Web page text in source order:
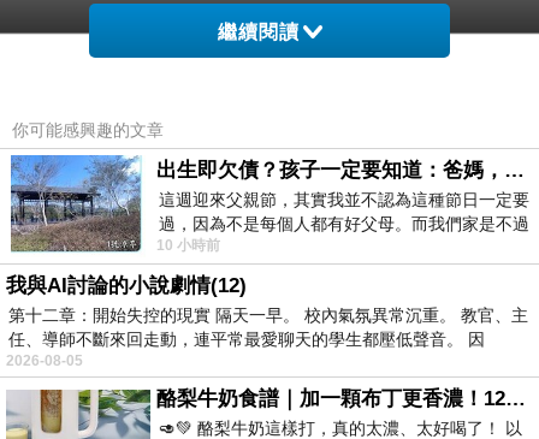
在中國大陸一出版，在沒有任何宣傳、炒作的情
學類圖書周暢銷榜第一名，並入選第十屆深圳讀
書月"優秀青少年讀物推薦書目"。
作者田維15歲時被確診患上一種類似血癌的絕
症，直到離世的前一天，她始終用一顆感恩的心
去生活，去寫作。
著名作家梁曉聲在《花田半畝》一書的序言中，
稱讚田維是當今為數不多的"真情寫作'的學子，
繼續閱讀
你可能感興趣的文章
出生即欠債？孩子一定要知道：爸媽，其實我不欠你們
這週迎來父親節，其實我並不認為這種節日一定要
過，因為不是每個人都有好父母。而我們家是不過
節的，平時也沒什麼儀式感，生活趨近冷
10 小時前
我與AI討論的小說劇情(12)
第十二章：開始失控的現實 隔天一早。 校內氣氛異常沉重。 教官、主
任、導師不斷來回走動，連平常最愛聊天的學生都壓低聲音。 因
2026-08-05
酪梨牛奶食譜｜加一顆布丁更香濃！120秒完成飲料店級酪梨奶昔｜imami 旗艦豆漿機
🥑💚 酪梨牛奶這樣打，真的太濃、太好喝了！ 以